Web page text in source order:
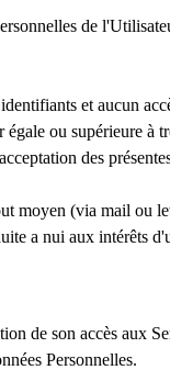
de
et aucun
ou supérieure à
des
(via mail ou
a nui aux
de son accès aux
Personnelles.